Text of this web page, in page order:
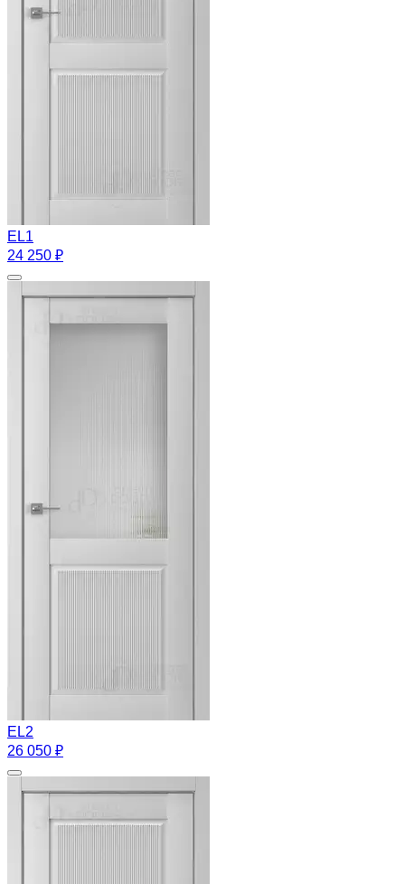
EL1
24 250 ₽
EL2
26 050 ₽